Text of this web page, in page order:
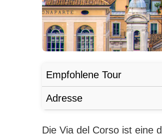
Empfohlene Tour
Adresse
Die Via del Corso ist eine